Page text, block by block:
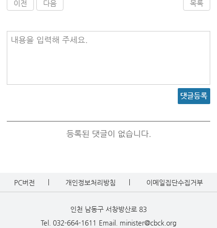
이전 다음 목록
내용을 입력해 주세요.
댓글등록
등록된 댓글이 없습니다.
PC버전 개인정보처리방침 이메일집단수집거부
인천 남동구 서창방산로 83
Tel. 032-664-1611 Email. minister@cbck.org